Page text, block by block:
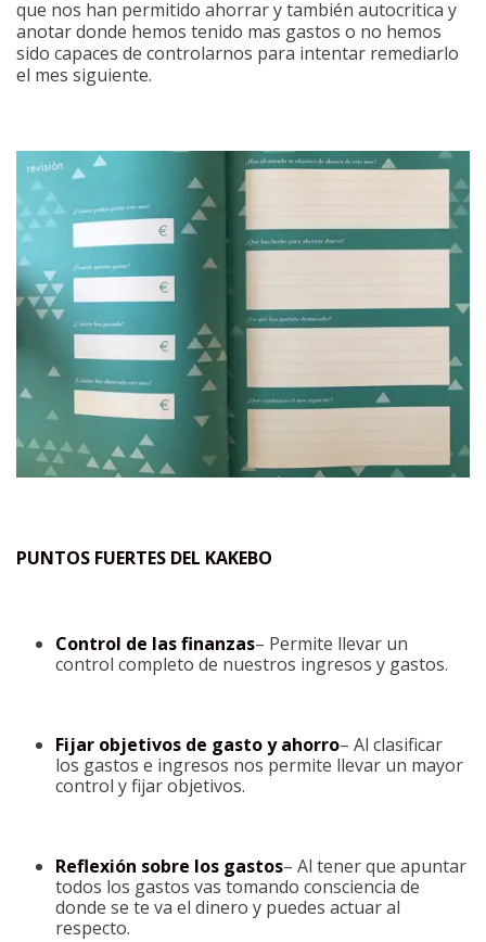
que nos han permitido ahorrar y también autocritica y
anotar donde hemos tenido mas gastos o no hemos
sido capaces de controlarnos para intentar remediarlo
el mes siguiente.
PUNTOS FUERTES DEL KAKEBO
Control de las finanzas– Permite llevar un
control completo de nuestros ingresos y gastos.
Fijar objetivos de gasto y ahorro– Al clasificar
los gastos e ingresos nos permite llevar un mayor
control y fijar objetivos.
Reflexión sobre los gastos– Al tener que apuntar
todos los gastos vas tomando consciencia de
donde se te va el dinero y puedes actuar al
respecto.